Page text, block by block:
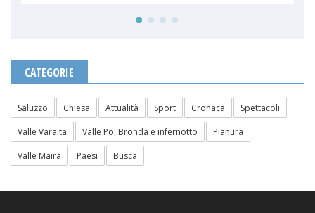
CATEGORIE
Saluzzo Chiesa Attualità Sport Cronaca
Spettacoli
Valle Varaita
Valle Po, Bronda e infernotto
Pianura
Valle Maira
Paesi Busca